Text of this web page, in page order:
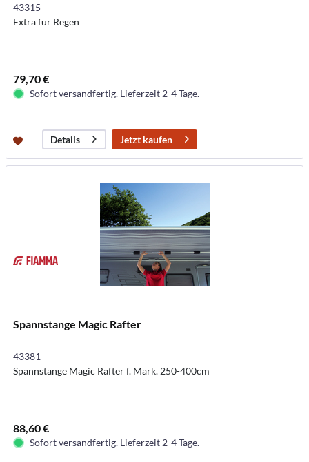
43315
Extra für Regen
79,70 €
Sofort versandfertig. Lieferzeit 2-4 Tage.
Details Jetzt kaufen
Spannstange Magic Rafter
43381
Spannstange Magic Rafter f. Mark. 250-400cm
88,60 €
Sofort versandfertig. Lieferzeit 2-4 Tage.